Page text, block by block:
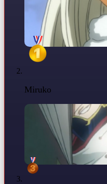
Miruko